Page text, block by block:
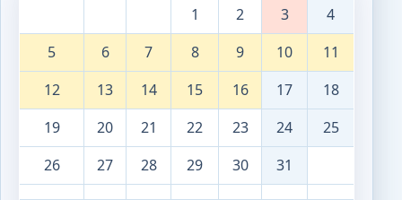
1
2 3
4
5
6 7 8 9 10
11
12
13 14 15 16 17
18
19
20 21 22 23 24
25
26
27 28 29 30 31